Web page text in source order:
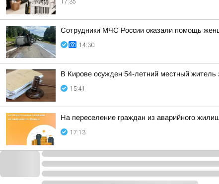
17:35
Сотрудники МЧС России оказали помощь
14:30
В Кирове осужден 54-летний местный житель
15:41
На переселение граждан из аварийного
17:13